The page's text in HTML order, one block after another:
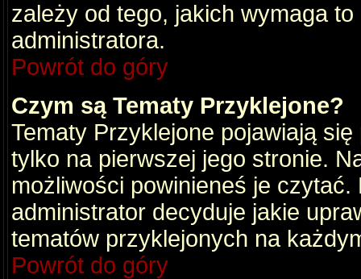
zależy od tego, jakich wymaga
administratora.
Powrót do góry
Czym są Tematy Przyklejone?
Tematy Przyklejone pojawiają
tylko na pierwszej jego stronie.
możliwości powinieneś je czytać.
administrator decyduje jakie
tematów przyklejonych na
Powrót do góry